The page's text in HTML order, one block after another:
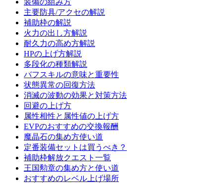
装備の組み方
主要防具/アクセの解説
補助枠の解説
火力の出し方解説
耐久力の高め方解説
HPの上げ方解説
多段化の種類解説
バフスキルの意味と重要性
状態異常の回復方法
消滅の波動の効果と対策方法
回避の上げ方
属性相性と属性値の上げ方
EVPのおすすめの交換報酬
魔晶石の集め方使い道
定番装備セットは買うべき？
補助枠解放クエスト一覧
王国勲章の集め方と使い道
おすすめのレベル上げ場所